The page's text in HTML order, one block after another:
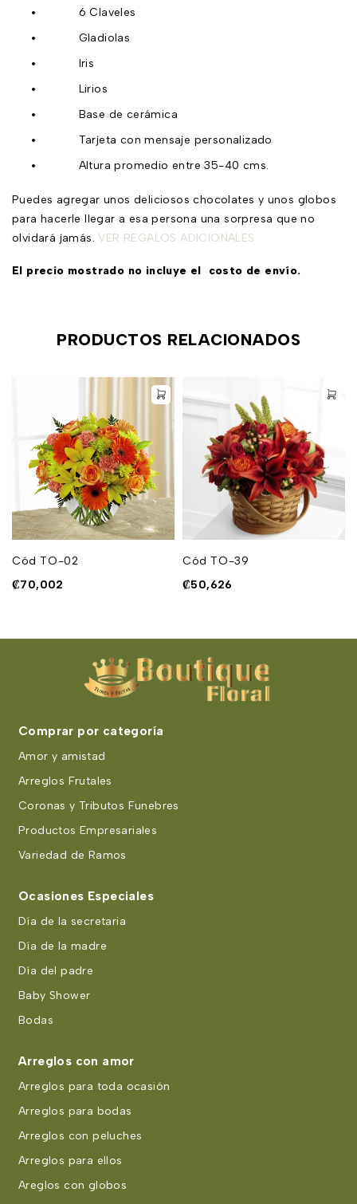
6 Claveles
Gladiolas
Iris
Lirios
Base de cerámica
Tarjeta con mensaje personalizado
Altura promedio entre 35-40 cms.
Puedes agregar unos deliciosos chocolates y unos globos
para hacerle llegar a esa persona una sorpresa que no
olvidará jamás. VER REGALOS ADICIONALES
El precio mostrado no incluye el costo de envío.
PRODUCTOS RELACIONADOS
Cód TO-02
₡70,002
Cód TO-39
₡50,626
Comprar por categoría
Amor y amistad
Arreglos Frutales
Coronas y Tributos Funebres
Productos Empresariales
Variedad de Ramos
Ocasiones Especiales
Día de la secretaria
Día de la madre
Día del padre
Baby Shower
Bodas
Arreglos con amor
Arreglos para toda ocasión
Arreglos para bodas
Arreglos con peluches
Arreglos para ellos
Areglos con globos